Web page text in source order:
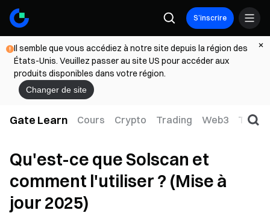
S’inscrire
Il semble que vous accédiez à notre site depuis la région des
États-Unis. Veuillez passer au site US pour accéder aux
produits disponibles dans votre région.
Changer de site
Gate Learn Cours Crypto Trading Web3 TradFi
Qu'est-ce que Solscan et
comment l'utiliser ? (Mise à
jour 2025)